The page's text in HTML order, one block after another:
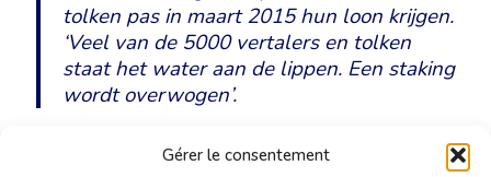
Gérer le consentement
tolken pas in maart 2015 hun loon krijgen.
‘Veel van de 5000 vertalers en tolken
staat het water aan de lippen. Een staking
wordt overwogen’.
Lees het artikel op de website van Het Nieuwsblad.